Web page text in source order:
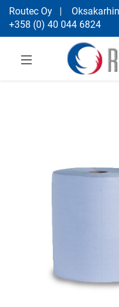
Routec Oy |
+358 (0) 40 044 6824